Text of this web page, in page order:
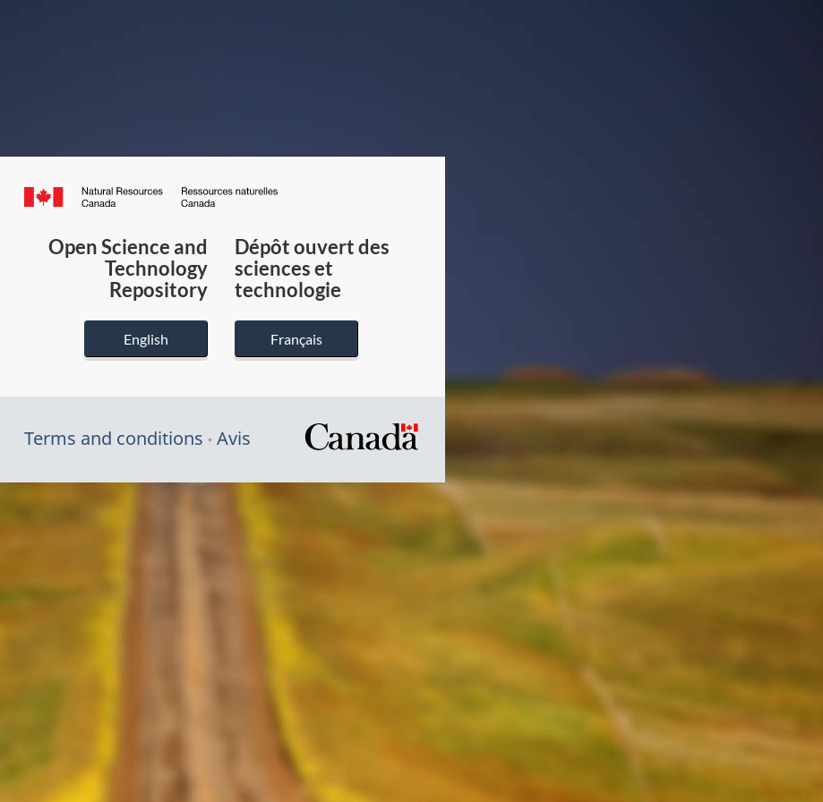
Canada.ca
du
Canada
Open Science and
Technology
Repository
English
Dépôt ouvert des
sciences et
technologie
Français
Terms and conditions Avis
/
Symbole
du
gouvernement
du